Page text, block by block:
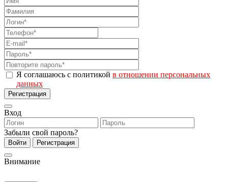
Я соглашаюсь с политикой в отношении персональных
данных
Регистрация
Вход
Забыли свой пароль?
Войти Регистрация
Внимание